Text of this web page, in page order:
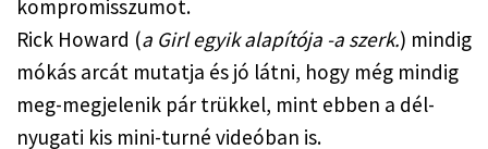
kompromisszumot.
Rick Howard (a Girl egyik alapítója -a szerk.) mindig
mókás arcát mutatja és jó látni, hogy még mindig
meg-megjelenik pár trükkel, mint ebben a dél-
nyugati kis mini-turné videóban is.